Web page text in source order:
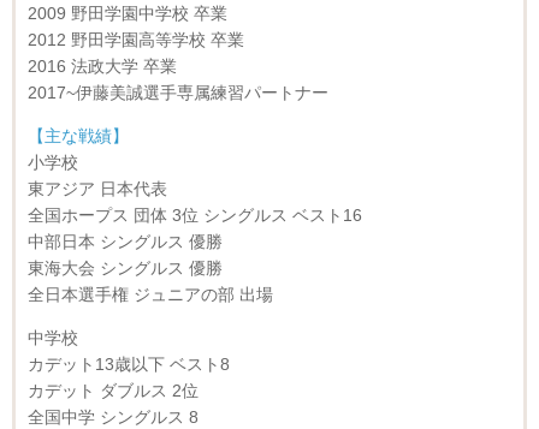
2009 野田学園中学校 卒業
2012 野田学園高等学校 卒業
2016 法政大学 卒業
2017~伊藤美誠選手専属練習パートナー
【主な戦績】
小学校
東アジア 日本代表
全国ホープス 団体 3位 シングルス ベスト16
中部日本 シングルス 優勝
東海大会 シングルス 優勝
全日本選手権 ジュニアの部 出場
中学校
カデット13歳以下 ベスト8
カデット ダブルス 2位
全国中学 シングルス 8